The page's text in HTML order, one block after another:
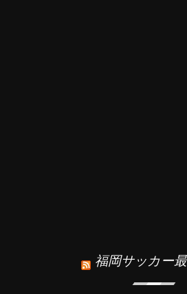
福岡サッカー